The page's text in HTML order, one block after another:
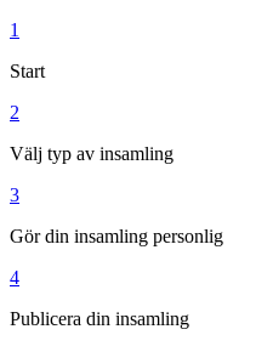
1
Start
2
Välj typ av insamling
3
Gör din insamling personlig
4
Publicera din insamling